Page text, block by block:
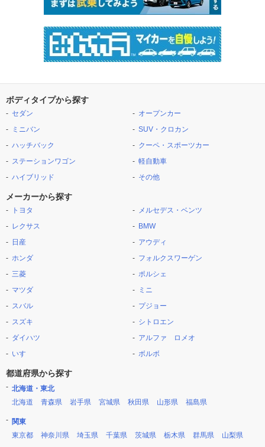
ボディタイプから探す
セダン
ミニバン
ハッチバック
ステーションワゴン
ハイブリッド
オープンカー
SUV・クロカン
クーペ・スポーツカー
軽自動車
その他
メーカーから探す
トヨタ
レクサス
日産
ホンダ
三菱
マツダ
スバル
スズキ
ダイハツ
いすゞ
メルセデス・ベンツ
BMW
アウディ
フォルクスワーゲン
ポルシェ
ミニ
プジョー
シトロエン
アルファ ロメオ
ボルボ
都道府県から探す
北海道・東北
北海道
青森県 岩手県 宮城県 秋田県 山形県 福島県
関東
東京都
神奈川県 埼玉県 千葉県 茨城県 栃木県 群馬県 山梨県